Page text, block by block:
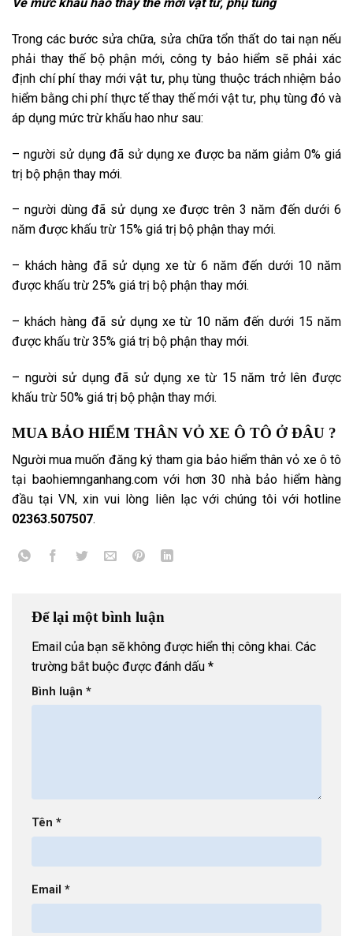
Trongcác bước sửa chữa, sửa chữatổn thất do tai nạn nếu
phải thay thếbộ phận mới, công ty bảo hiểm sẽ phải xác
định chí phí thay mới vật tư, phụ tùng thuộc trách nhiệm bảo
hiểm bằng chi phí thực tếthay thếmới vật tư, phụ tùng đó và
áp dụng mức trừ khấu hao như sau:
– người sử dụngđã sử dụng xe đượcba năm giảm 0% giá
trị bộ phận thay mới.
– người dùngđã sử dụng xe được trên 3 nămđến dưới 6
năm được khấu trừ 15% giá trị bộ phận thay mới.
– khách hàng đã sử dụng xe từ 6 năm đến dưới 10 năm
được khấu trừ 25% giá trị bộ phận thay mới.
– khách hàngđã sử dụng xe từ 10 năm đến dưới 15 năm
được khấu trừ 35% giá trị bộ phận thay mới.
– người sử dụngđã sử dụng xe từ 15 năm trở lên được
khấu trừ 50% giá trị bộ phận thay mới.
MUA BẢO HIỂM THÂN VỎ XE Ô TÔ Ở ĐÂU ?
Người mua muốn đăng kýtham gia bảo hiểm thân vỏ xe ô tô
tại baohiemnganhang.com với hơn 30 nhà bảo hiểm hàng
đầutại VN, xin vui lòng liên lạcvới chúng tôi với hotline
02363.507507.
Để lại một bình luận
Email của bạn sẽ không được hiển thị công khai. Các
trường bắt buộc được đánh dấu *
Bình luận *
Tên *
Email *